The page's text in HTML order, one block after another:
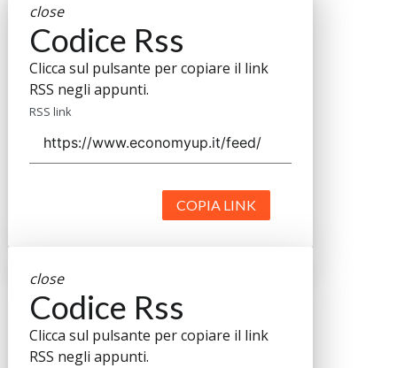
close
Codice Rss
Clicca sul pulsante per copiare il link
RSS negli appunti.
RSS link
COPIA LINK
close
Codice Rss
Clicca sul pulsante per copiare il link
RSS negli appunti.